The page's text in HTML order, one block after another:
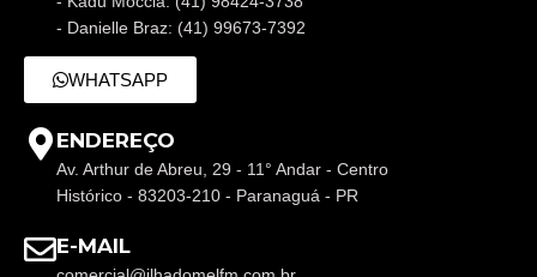
- Danielle Braz: (41) 99673-7392
WHATSAPP
ENDEREÇO
Av. Arthur de Abreu, 29 - 11° Andar - Centro
Histórico - 83203-210 - Paranaguá - PR
E-MAIL